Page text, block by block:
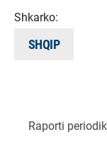
Shkarko:
SHQIP
Raporti